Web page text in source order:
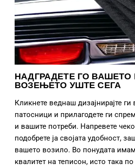
НАДГРАДЕТЕ ГО ВАШЕТО
ВОЗЕЊЕТО УШТЕ СЕГА
Кликнете веднаш дизајнирајте ги
патосници и прилагодете ги
и вашите потреби. Напревете
подобрете ја својата удобност,
вашето возило. Во понудата
квалитет на теписон, исто така